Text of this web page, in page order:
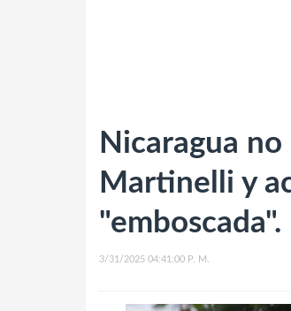
Nicaragua
Martinelli y
"emboscada".
3/31/2025 04:41:00 P. M.